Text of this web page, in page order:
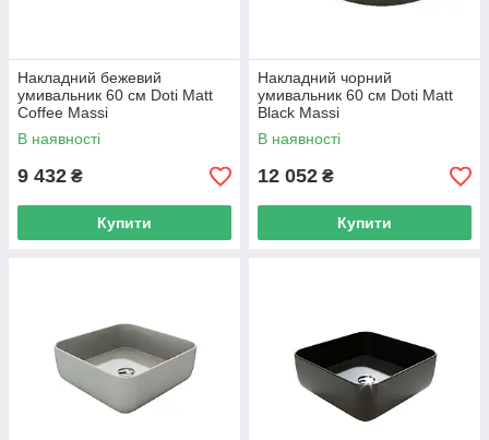
Накладний бежевий
умивальник 60 см Doti Matt
Coffee Massi
В наявності
9 432 ₴
Купити
Накладний чорний
умивальник 60 см Doti Matt
Black Massi
В наявності
12 052 ₴
Купити